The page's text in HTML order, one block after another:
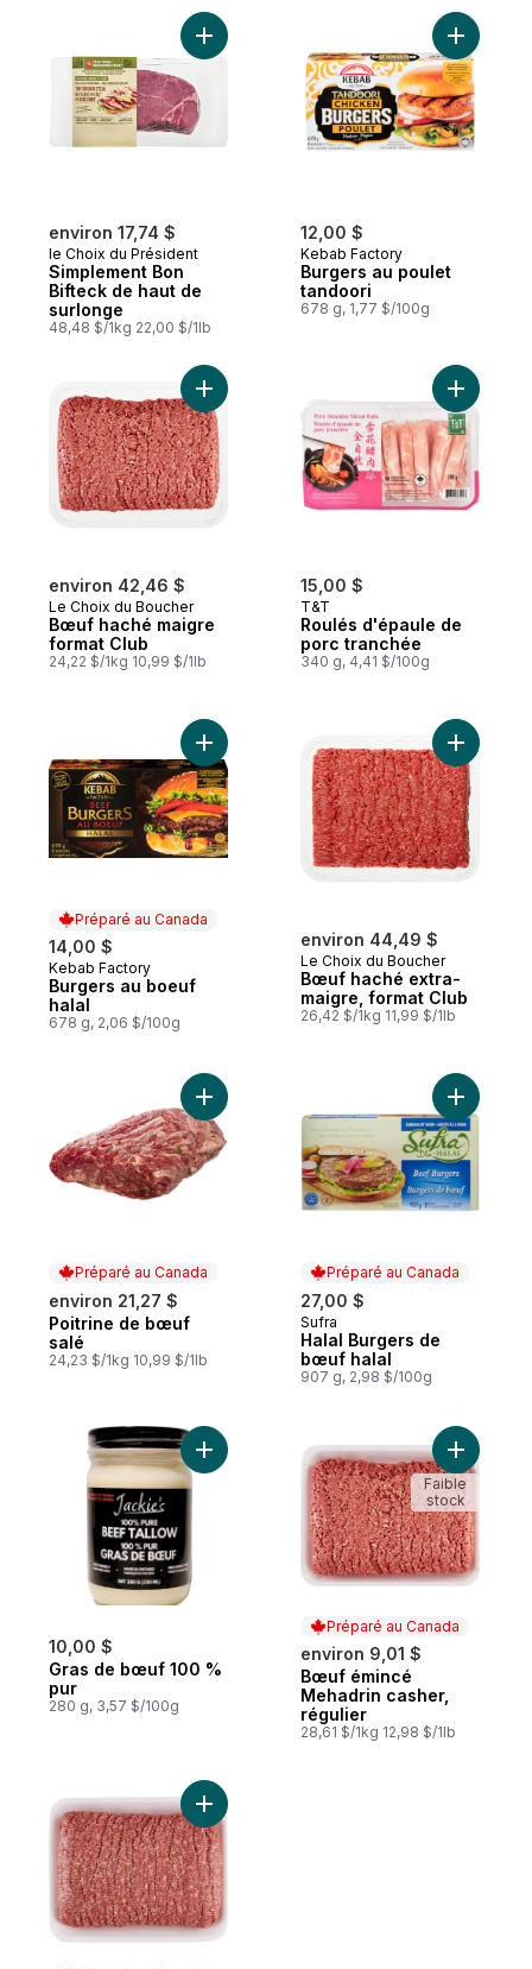
environ 17,74 $
le Choix du Président
Simplement Bon
Bifteck de haut de
surlonge
48,48 $/1kg 22,00 $/1lb
Ajouter Simplement Bon Bifteck de haut
12,00 $
Kebab Factory
Burgers au poulet
tandoori
678 g, 1,77 $/100g
Ajouter
environ 42,46 $
Le Choix du Boucher
Bœuf haché maigre
format Club
24,22 $/1kg 10,99 $/1lb
Ajouter Bœuf haché maigre format Club
15,00 $
T&T
Roulés d'épaule de
porc tranchée
340 g, 4,41 $/100g
Ajouter
Préparé au Canada
14,00 $
Préparé au Canada
Kebab Factory
Burgers au boeuf
halal
678 g, 2,06 $/100g
Ajouter Burgers au boeuf halal au panier
environ 44,49 $
Le Choix du Boucher
Bœuf haché extra-
maigre, format Club
26,42 $/1kg 11,99 $/1lb
Ajouter
Préparé au Canada
environ 21,27 $
Préparé au Canada
Poitrine de bœuf
salé
24,23 $/1kg 10,99 $/1lb
Ajouter Poitrine de bœuf salé au panier
Préparé au Canada
27,00 $
Préparé au Canada
Sufra
Halal Burgers de
bœuf halal
907 g, 2,98 $/100g
Ajouter
10,00 $
Gras de bœuf 100 %
pur
280 g, 3,57 $/100g
Ajouter Gras de bœuf 100 % pur au
Préparé au Canada
environ 9,01 $
Préparé au Canada
Bœuf émincé
Mehadrin casher,
régulier
28,61 $/1kg 12,98 $/1lb
Ajouter
Faible
stock
Ajouter Boeuf Hache Maigre Cacher